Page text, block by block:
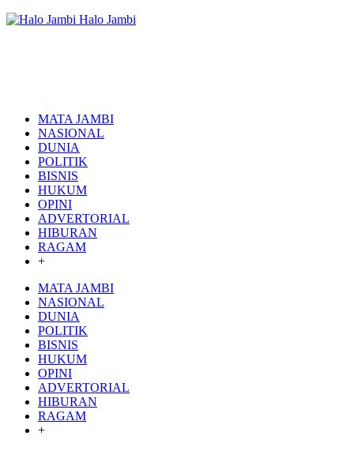
Halo Jambi
MATA JAMBI
NASIONAL
DUNIA
POLITIK
BISNIS
HUKUM
OPINI
ADVERTORIAL
HIBURAN
RAGAM
+
MATA JAMBI
NASIONAL
DUNIA
POLITIK
BISNIS
HUKUM
OPINI
ADVERTORIAL
HIBURAN
RAGAM
+